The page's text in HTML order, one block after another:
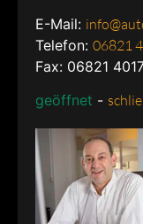
E-Mail:
Telefon: 06821
Fax: 06821
geöffnet -